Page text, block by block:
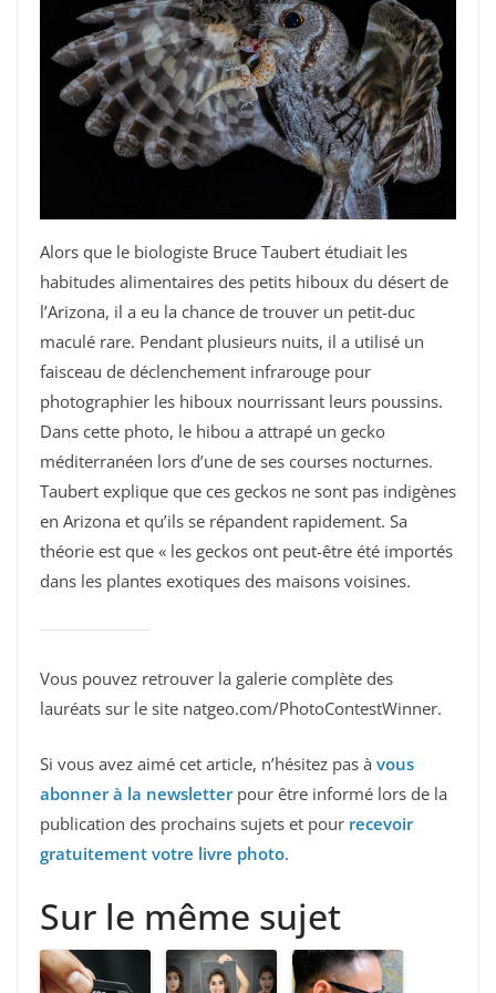
Alors que le biologiste Bruce Taubert étudiait les
habitudes alimentaires des petits hiboux du désert de
l’Arizona, il a eu la chance de trouver un petit-duc
maculé rare. Pendant plusieurs nuits, il a utilisé un
faisceau de déclenchement infrarouge pour
photographier les hiboux nourrissant leurs poussins.
Dans cette photo, le hibou a attrapé un gecko
méditerranéen lors d’une de ses courses nocturnes.
Taubert explique que ces geckos ne sont pas indigènes
en Arizona et qu’ils se répandent rapidement. Sa
théorie est que « les geckos ont peut-être été importés
dans les plantes exotiques des maisons voisines.
Vous pouvez retrouver la galerie complète des
lauréats sur le site natgeo.com/PhotoContestWinner.
Si vous avez aimé cet article, n’hésitez pas à vous
abonner à la newsletterpour être informé lors de la
publication des prochains sujets et pour recevoir
gratuitement votre livre photo.
Sur le même sujet